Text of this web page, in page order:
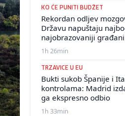
KO ĆE PUNITI BUDŽET
Rekordan odljev
Državu napuštaju
najobrazovaniji građani
1h 26min
TRZAVICE U EU
Bukti sukob Španije i
kontrolama: Madrid
ga ekspresno odbio
1h 33min